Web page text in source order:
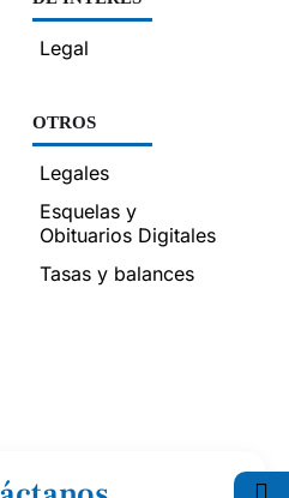
Legal
OTROS
Legales
Esquelas y
Obituarios Digitales
Tasas y balances